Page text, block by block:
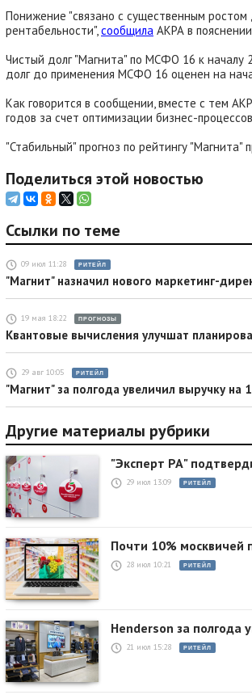
Понижение "связано с существенным ростом
рентабельности",сообщила АКРА в
Чистый долг "Магнита" по МСФО 16 к началу
долг до применения МСФО 16 оценен на
Как говорится в сообщении, вместе с тем
годов за счет оптимизации бизнес-
"Стабильный" прогноз по рейтингу
Поделиться этой новостью
Ссылки по теме
09 июл 11:28 РИТЕЙЛ
"Магнит" назначил нового маркетинг-
19 мая 18:22 ПРОГНОЗЫ
Квантовые вычисления улучшат
29 авг 10:05 РИТЕЙЛ
"Магнит" за полгода увеличил выручку на
Другие материалы рубрики
"Эксперт РА"
29 июл 13:09 РИТЕЙЛ
Почти 10% москвичей
28 июл 10:21 РИТЕЙЛ
Henderson за полгода
21 июл 15:28 РИТЕЙЛ